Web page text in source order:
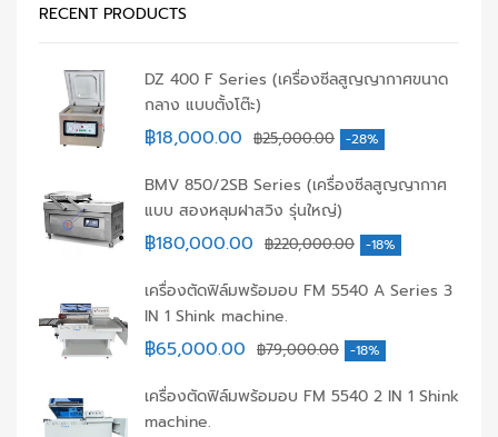
RECENT PRODUCTS
DZ 400 F Series (เครื่องซีลสูญญากาศขนาด
กลาง แบบตั้งโต๊ะ)
฿25,000.00
฿18,000.00 -28%
BMV 850/2SB Series (เครื่องซีลสูญญากาศ
แบบ สองหลุมฝาสวิง รุ่นใหญ่)
฿220,000.00
฿180,000.00 -18%
เครื่องตัดฟิล์มพร้อมอบ FM 5540 A Series 3
IN 1 Shink machine.
฿79,000.00
฿65,000.00 -18%
เครื่องตัดฟิล์มพร้อมอบ FM 5540 2 IN 1 Shink
machine.